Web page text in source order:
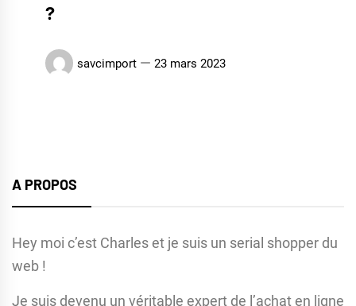
?
savcimport 23 mars 2023
A PROPOS
Hey moi c’est Charles et je suis un serial shopper du
web !
Je suis devenu un véritable expert de l’achat en ligne